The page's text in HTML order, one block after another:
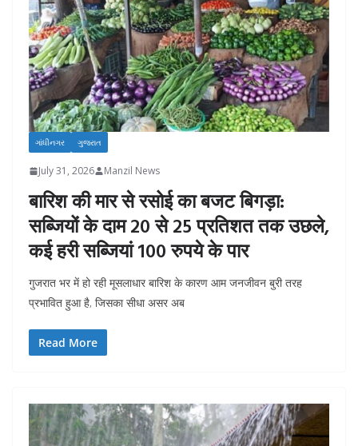
ગાંધીનગર ગુજરાત
July 31, 2026 Manzil News
बारिश की मार से रसोई का बजट बिगड़ा:
सब्जियों के दाम 20 से 25 प्रतिशत तक उछले,
कई हरी सब्जियां 100 रुपये के पार
गुजरात भर में हो रही मूसलाधार बारिश के कारण आम जनजीवन बुरी तरह
प्रभावित हुआ है, जिसका सीधा असर अब
Read More